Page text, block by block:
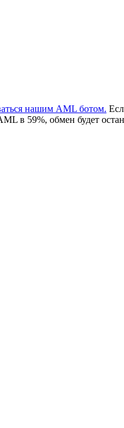
нашим AML ботом.
в 59%, обмен будет